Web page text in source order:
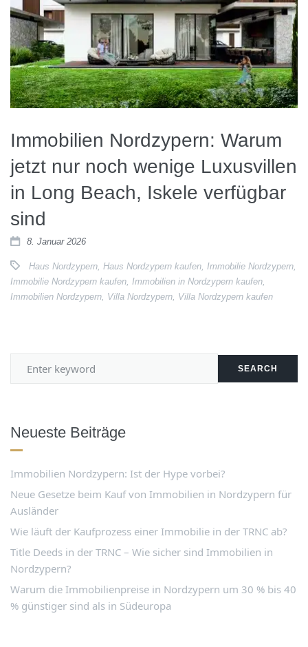
Immobilien Nordzypern: Warum
jetzt nur noch wenige Luxusvillen
in Long Beach, Iskele verfügbar
sind
8. Januar 2026
Haus Nordzypern, Haus Nordzypern kaufen, Immobilie Nordzypern,
Immobilie Nordzypern kaufen, Immobilien in Nordzypern kaufen,
Immobilien Nordzypern, Villa Nordzypern, Villa Nordzypern kaufen
SEARCH
Neueste Beiträge
Immobilien Nordzypern: Ist der Hype vorbei?
Neue Gesetze beim Kauf von Immobilien in Nordzypern für
Ausländer
Wie läuft der Kaufprozess einer Immobilie in der TRNC ab?
Title Deeds in der TRNC – Wie sicher sind Immobilien in
Nordzypern?
Warum die Immobilienpreise in Nordzypern um 30 % bis 40
% günstiger sind als in Südeuropa